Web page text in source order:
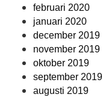
februari 2020
januari 2020
december 2019
november 2019
oktober 2019
september 2019
augusti 2019